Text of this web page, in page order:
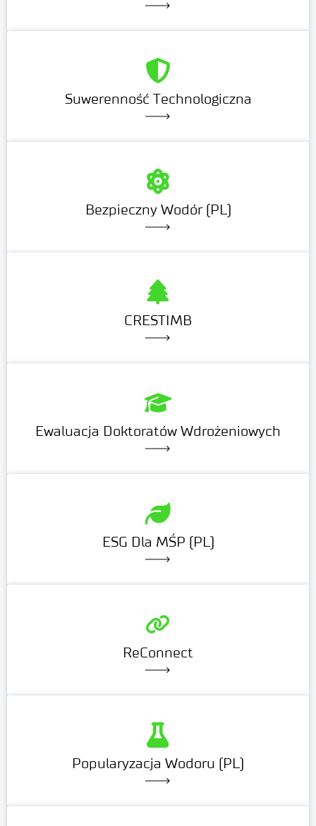
Suwerenność Technologiczna
Bezpieczny Wodór (PL)
CRESTIMB
Ewaluacja Doktoratów Wdrożeniowych
ESG Dla MŚP (PL)
ReConnect
Popularyzacja Wodoru (PL)